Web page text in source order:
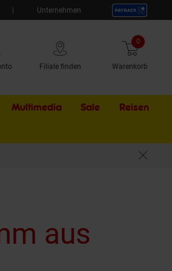
Unternehmen
Filiale finden Warenkorb
0 Artikel
Multimedia Sale Externer
Reisen
aus